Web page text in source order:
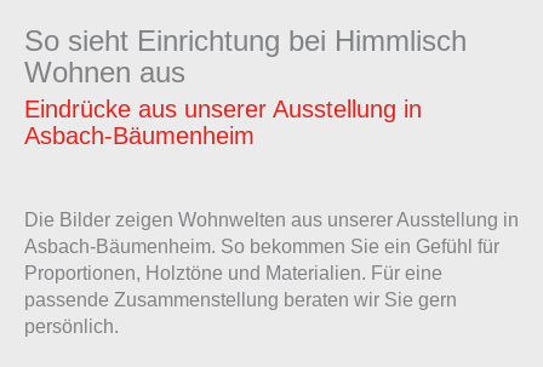
So sieht Einrichtung bei Himmlisch
Wohnen aus
Eindrücke aus unserer Ausstellung in
Asbach‑Bäumenheim
Die Bilder zeigen Wohnwelten aus unserer Ausstellung in
Asbach‑Bäumenheim. So bekommen Sie ein Gefühl für
Proportionen, Holztöne und Materialien. Für eine
passende Zusammenstellung beraten wir Sie gern
persönlich.